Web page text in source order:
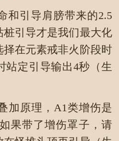
和引导肩膀带来的2.5
引导才是我们最大化
在元素戒非火阶段时
站定引导输出4秒（生
加原理，A1类增伤是
果带了增伤罩子，请